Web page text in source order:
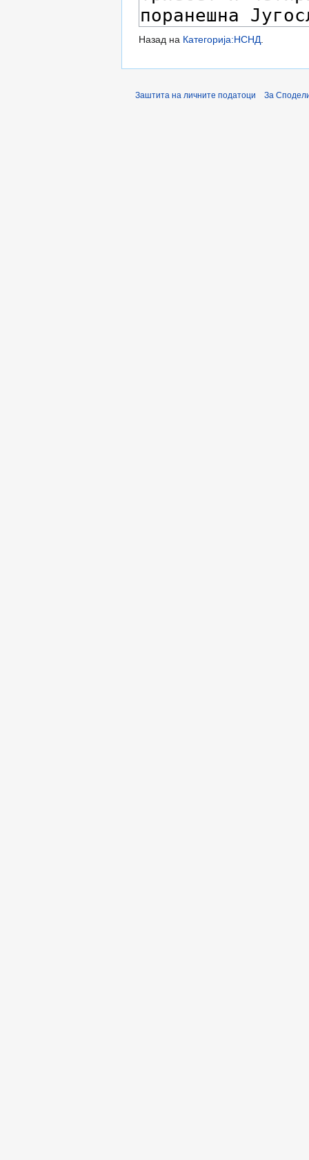
Назад на Категорија:НСНД
Заштита на личните податоци За